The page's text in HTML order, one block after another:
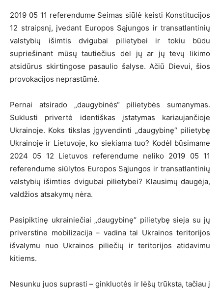
2019 05 11 referendume Seimas siūlė keisti Konstitucijos
12 straipsnį, įvedant Europos Sąjungos ir transatlantinių
valstybių išimtis dvigubai pilietybei ir tokiu būdu
supriešinant mūsų tautiečius dėl jų ar jų tėvų likimo
atsidūrus skirtingose pasaulio šalyse. Ačiū Dievui, šios
provokacijos neprastūmė.
Pernai atsirado „daugybinės“ pilietybės sumanymas.
Suklusti privertė identiškas įstatymas kariaujančioje
Ukrainoje. Koks tikslas įgyvendinti „daugybinę“ pilietybę
Ukrainoje ir Lietuvoje, ko siekiama tuo? Kodėl būsimame
2024 05 12 Lietuvos referendume neliko 2019 05 11
referendume siūlytos Europos Sąjungos ir transatlantinių
valstybių išimties dvigubai pilietybei? Klausimų daugėja,
valdžios atsakymų nėra.
Pasipiktinę ukrainiečiai „daugybinę“ pilietybę sieja su jų
priverstine mobilizacija – vadina tai Ukrainos teritorijos
išvalymu nuo Ukrainos piliečių ir teritorijos atidavimu
kitiems.
Nesunku juos suprasti – ginkluotės ir lėšų trūksta, tačiau į